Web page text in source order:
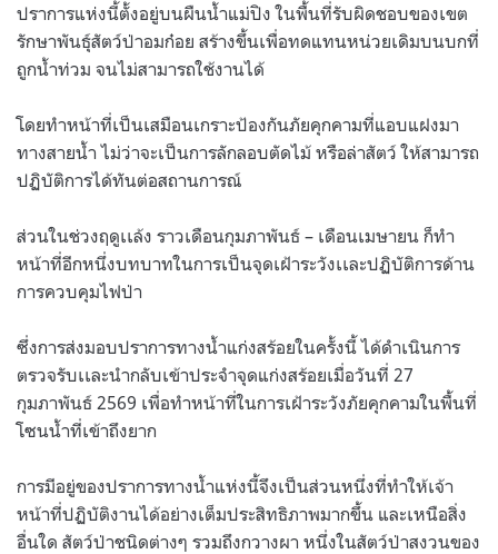
ปราการแห่งนี้ตั้งอยู่บนผืนน้ำแม่ปิง ในพื้นที่รับผิดชอบของเขต
รักษาพันธุ์สัตว์ป่าอมก๋อย สร้างขึ้นเพื่อทดแทนหน่วยเดิมบนบกที่
ถูกน้ำท่วม จนไม่สามารถใช้งานได้
โดยทำหน้าที่เป็นเสมือนเกราะป้องกันภัยคุกคามที่แอบแฝงมา
ทางสายน้ำ ไม่ว่าจะเป็นการลักลอบตัดไม้ หรือล่าสัตว์ ให้สามารถ
ปฏิบัติการได้ทันต่อสถานการณ์
ส่วนในช่วงฤดูเเล้ง ราวเดือนกุมภาพันธ์ – เดือนเมษายน ก็ทำ
หน้าที่อีกหนึ่งบทบาทในการเป็นจุดเฝ้าระวังเเละปฏิบัติการด้าน
การควบคุมไฟป่า
ซึ่งการส่งมอบปราการทางน้ำแก่งสร้อยในครั้งนี้ ได้ดำเนินการ
ตรวจรับเเละนำกลับเข้าประจำจุดแก่งสร้อยเมื่อวันที่ 27
กุมภาพันธ์ 2569 เพื่อทำหน้าที่ในการเฝ้าระวังภัยคุกคามในพื้นที่
โซนน้ำที่เข้าถึงยาก
การมีอยู่ของปราการทางน้ำแห่งนี้จึงเป็นส่วนหนึ่งที่ทำให้เจ้า
หน้าที่ปฏิบัติงานได้อย่างเต็มประสิทธิภาพมากขึ้น และเหนือสิ่ง
อื่นใด สัตว์ป่าชนิดต่างๆ รวมถึงกวางผา หนึ่งในสัตว์ป่าสงวนของ